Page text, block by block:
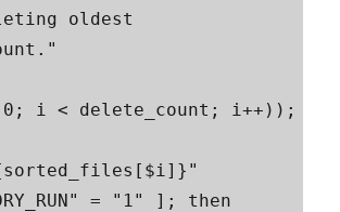
oldest
i < delete_count; i++));